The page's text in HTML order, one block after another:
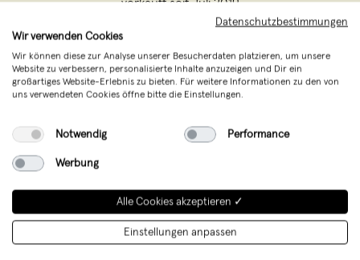
verkauft seit Juli 2019
Alexander Nettesheim wurde 1984 in Köln
geboren. Seit Anfang 2010 setzt das
Aachener Design Studio nettesheim
namhaften Herstellern hochwertiger
Weiterlesen
Datenschutzbestimmungen
Wir verwenden Cookies
Wir können diese zur Analyse unserer Besucherdaten platzieren, um unsere
Website zu verbessern, personalisierte Inhalte anzuzeigen und Dir ein
großartiges Website-Erlebnis zu bieten. Für weitere Informationen zu den von
uns verwendeten Cookies öffne bitte die Einstellungen.
Notwendig Performance
Werbung
Alle Cookies akzeptieren ✓
Einstellungen anpassen